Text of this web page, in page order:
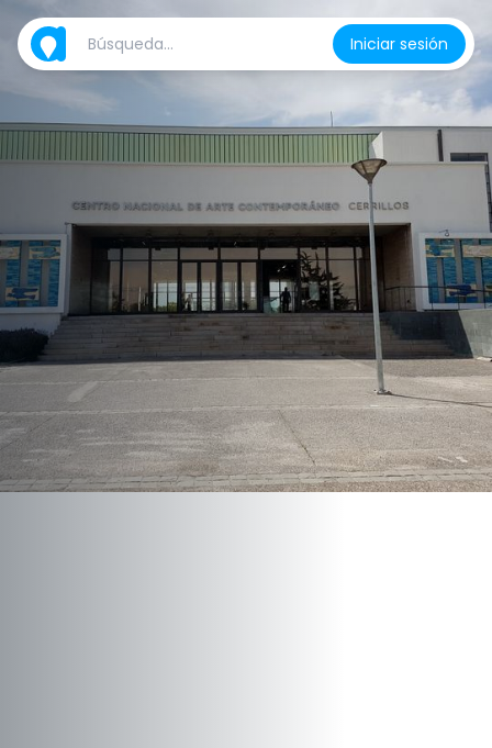
Iniciar sesión